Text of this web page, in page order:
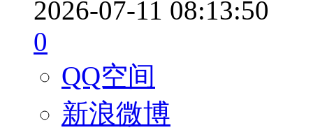
2026-07-11 08:13:50
0
QQ空间
新浪微博